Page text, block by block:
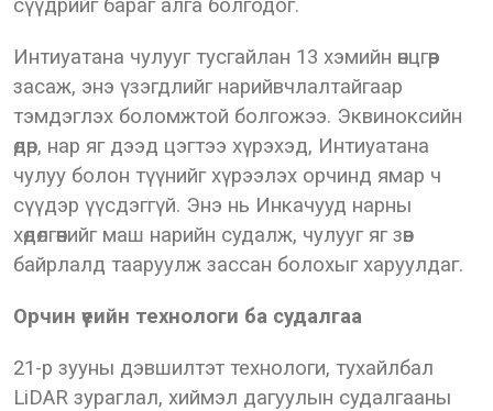
сүүдрийг бараг алга болгодог.
Интиуатана чулууг тусгайлан 13 хэмийн өнцгөөр
засаж, энэ үзэгдлийг нарийвчлалтайгаар
тэмдэглэх боломжтой болгожээ. Эквиноксийн
өдөр, нар яг дээд цэгтээ хүрэхэд, Интиуатана
чулуу болон түүнийг хүрээлэх орчинд ямар ч
сүүдэр үүсдэггүй. Энэ нь Инкачууд нарны
хөдөлгөөнийг маш нарийн судалж, чулууг яг зөв
байрлалд тааруулж зассан болохыг харуулдаг.
Орчин үеийн технологи ба судалгаа
21-р зууны дэвшилтэт технологи, тухайлбал
LiDAR зураглал, хиймэл дагуулын судалгааны